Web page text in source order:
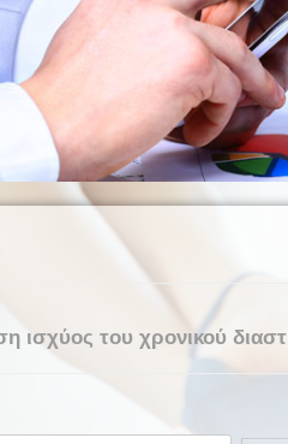
ισχύος του χρονικού